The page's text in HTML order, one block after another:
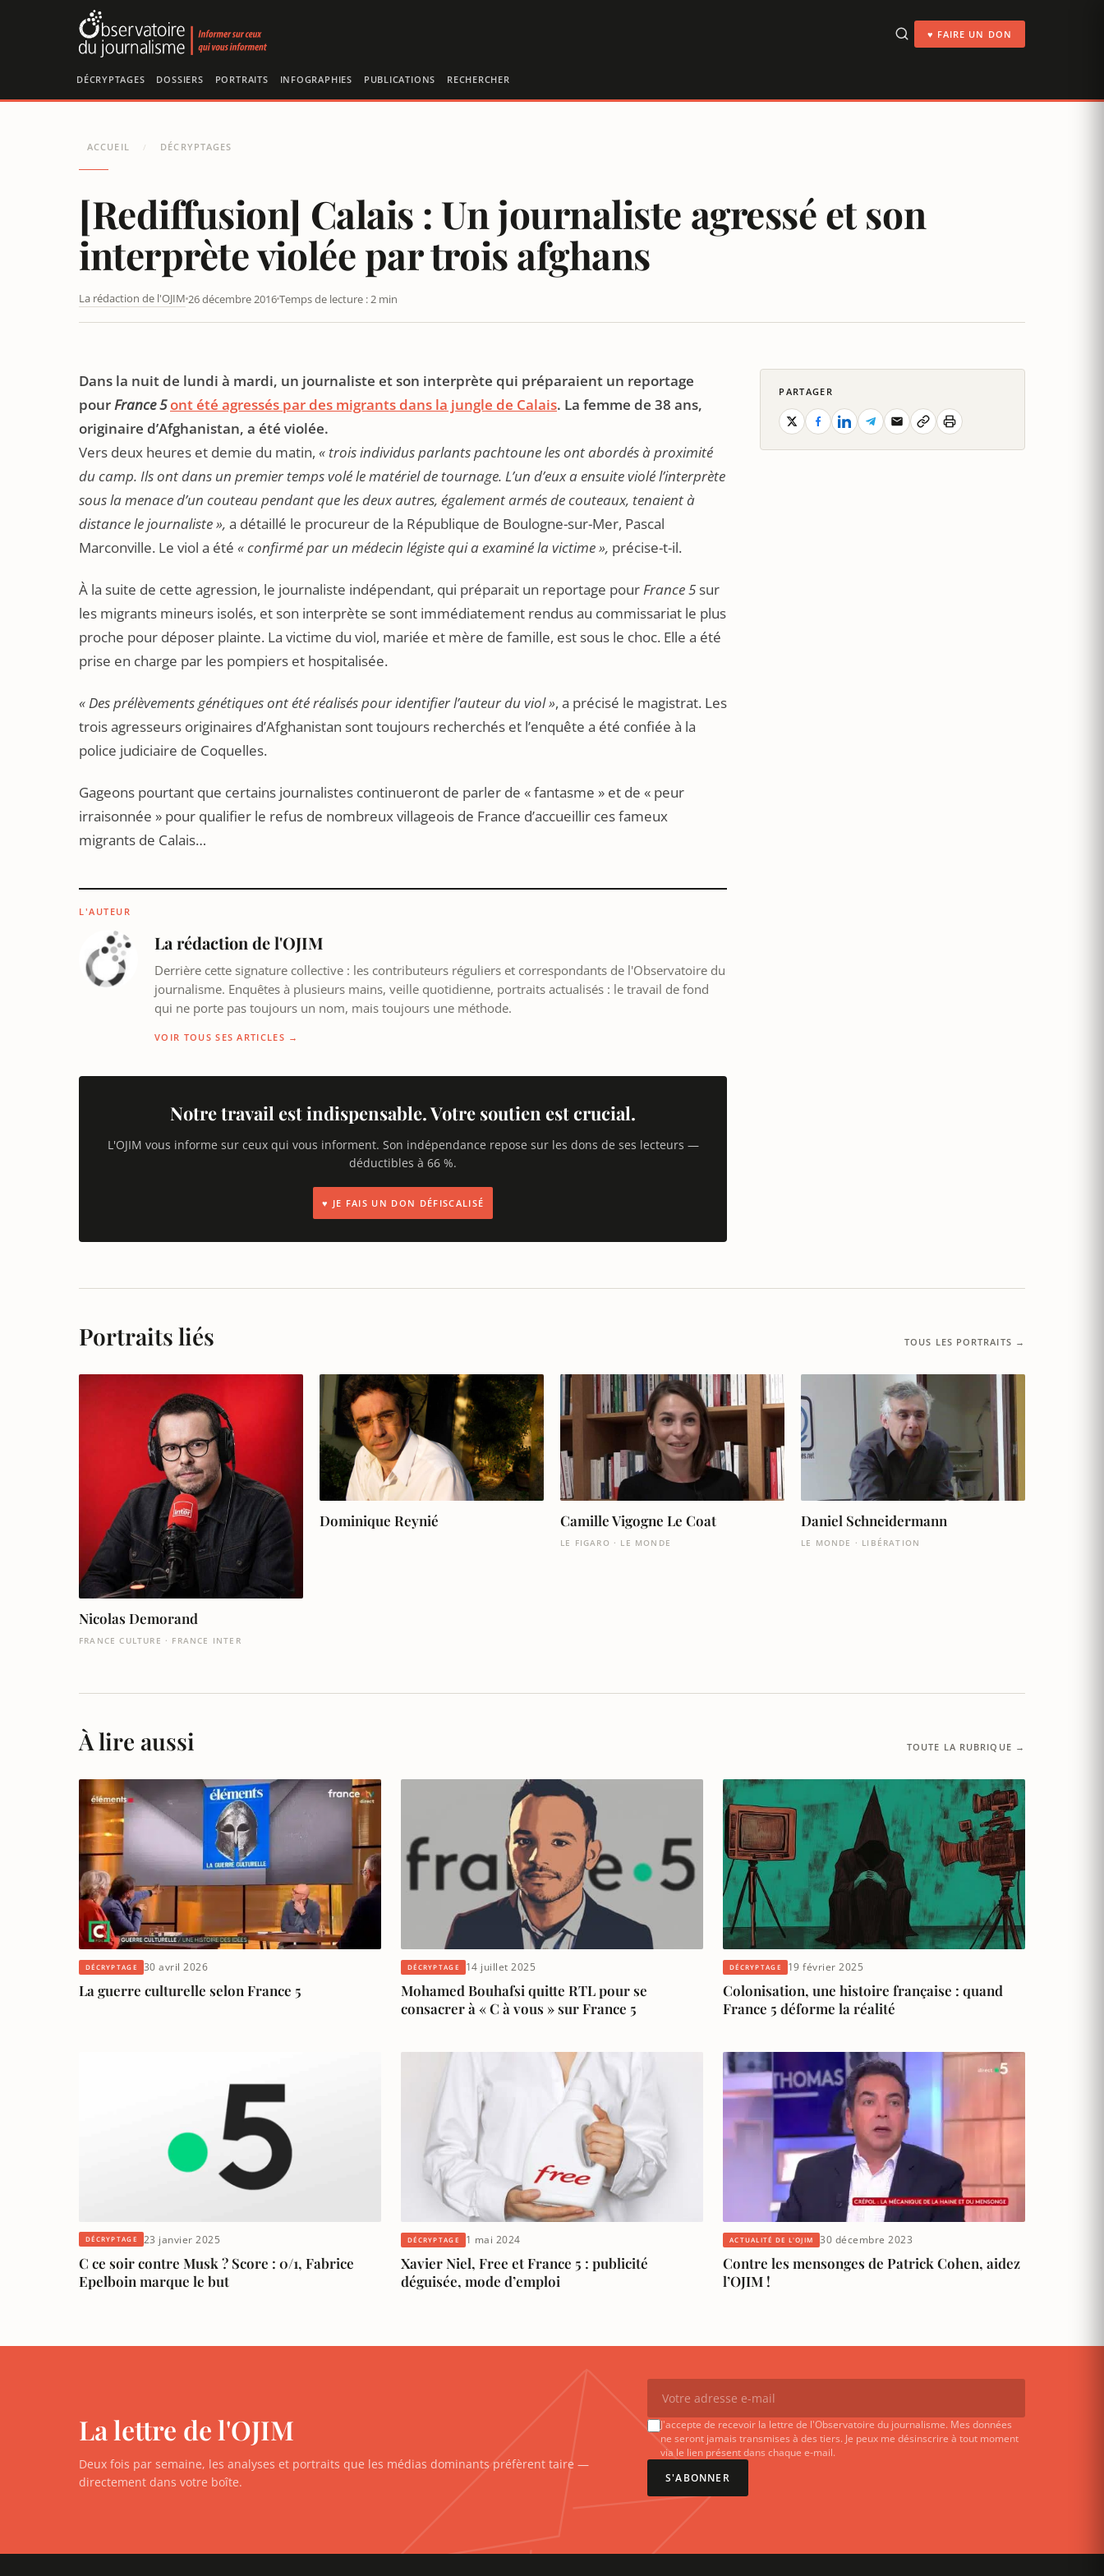
♥ FAIRE UN DON
DÉCRYPTAGES DOSSIERS PORTRAITS INFOGRAPHIES PUBLICATIONS RECHERCHER
ACCUEIL / DÉCRYPTAGES
[Rediffusion] Calais : Un journaliste agressé et son
interprète violée par trois afghans
La rédaction de l'OJIM 26 décembre 2016Temps de lecture : 2 min
CALAIS : UN JOURNALISTE AGRESSÉ ET SON INTERPRÈTE VIOLÉE PAR TROIS AFGHANS
Dans la nuit de lundi à mardi, un journaliste et son interprète qui préparaient un reportage
pourFrance 5ont été agressés par des migrants dans la jungle de Calais. La femme de 38 ans,
originaire d’Afghanistan, a été violée.
Vers deux heures et demie du matin, « trois individus parlants pachtoune les ont abordés à proximité
du camp. Ils ont dans un premier temps volé le matériel de tournage. L’un d’eux a ensuite violé l’interprète
sous la menace d’un couteau pendant que les deux autres, également armés de couteaux, tenaient à
distance le journaliste », a détaillé le procureur de la République de Boulogne-sur-Mer, Pascal
Marconville. Le viol a été « confirmé par un médecin légiste qui a examiné la victime », précise-t-il.
À la suite de cette agression, le journaliste indépendant, qui préparait un reportage pourFrance 5 sur
les migrants mineurs isolés, et son interprète se sont immédiatement rendus au commissariat le plus
proche pour déposer plainte. La victime du viol, mariée et mère de famille, est sous le choc. Elle a été
prise en charge par les pompiers et hospitalisée.
« Des prélèvements génétiques ont été réalisés pour identifier l’auteur du viol », a précisé le magistrat. Les
trois agresseurs originaires d’Afghanistan sont toujours recherchés et l’enquête a été confiée à la
police judiciaire de Coquelles.
Gageons pourtant que certains journalistes continueront de parler de « fantasme » et de « peur
irraisonnée » pour qualifier le refus de nombreux villageois de France d’accueillir ces fameux
migrants de Calais…
L'AUTEUR
La rédaction de l'OJIM
Derrière cette signature collective : les contributeurs réguliers et correspondants de l'Observatoire du
journalisme. Enquêtes à plusieurs mains, veille quotidienne, portraits actualisés : le travail de fond
qui ne porte pas toujours un nom, mais toujours une méthode.
VOIR TOUS SES ARTICLES →
Notre travail est indispensable. Votre soutien est crucial.
L'OJIM vous informe sur ceux qui vous informent. Son indépendance repose sur les dons de ses lecteurs —
déductibles à 66 %.
♥ JE FAIS UN DON DÉFISCALISÉ
PARTAGER
Portraits liés TOUS LES PORTRAITS →
Nicolas Demorand
FRANCE CULTURE · FRANCE INTER
Dominique Reynié Camille Vigogne Le Coat
LE FIGARO · LE MONDE
Daniel Schneidermann
LE MONDE · LIBÉRATION
À lire aussi TOUTE LA RUBRIQUE →
DÉCRYPTAGE 30 avril 2026
La guerre culturelle selon France 5
DÉCRYPTAGE 14 juillet 2025
Mohamed Bouhafsi quitte RTL pour se
consacrer à « C à vous » sur France 5
DÉCRYPTAGE 19 février 2025
Colonisation, une histoire française : quand
France 5 déforme la réalité
DÉCRYPTAGE 23 janvier 2025
C ce soir contre Musk ? Score : 0/1, Fabrice
Epelboin marque le but
DÉCRYPTAGE 1 mai 2024
Xavier Niel, Free et France 5 : publicité
déguisée, mode d’emploi
ACTUALITÉ DE L'OJIM 30 décembre 2023
Contre les mensonges de Patrick Cohen, aidez
l’OJIM !
La lettre de l'OJIM
Deux fois par semaine, les analyses et portraits que les médias dominants préfèrent taire —
directement dans votre boîte.
J'accepte de recevoir la lettre de l'Observatoire du journalisme. Mes données
ne seront jamais transmises à des tiers. Je peux me désinscrire à tout moment
via le lien présent dans chaque e-mail.
S'ABONNER
Panneau de gestion des cookies